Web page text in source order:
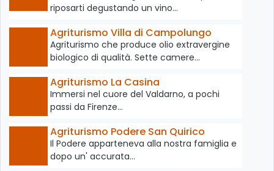
riposarti degustando un vino…
Agriturismo Villa di Campolungo
Agriturismo che produce olio extravergine
biologico di qualità. Sette camere…
Agriturismo La Casina
Immersi nel cuore del Valdarno, a pochi
passi da Firenze…
Agriturismo Podere San Quirico
Il Podere apparteneva alla nostra famiglia e
dopo un' accurata…